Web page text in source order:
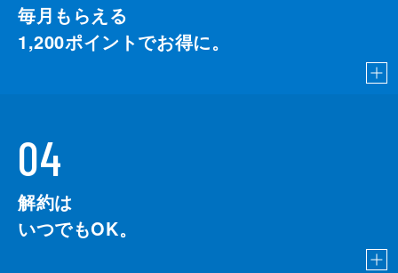
毎月もらえる
1,200ポイントでお得に。
04
解約は
いつでもOK。